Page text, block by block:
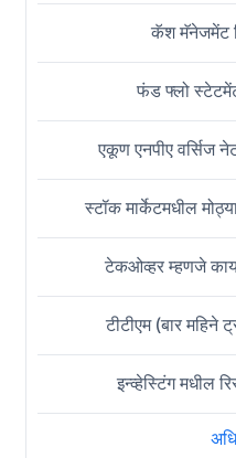
कॅश मॅनेजमेंट
फंड फ्लो
एकूण एनपीए वर्सिज
स्टॉक मार्केटमधील
टेकओव्हर म्हणजे
टीटीएम (बार महिने
इन्व्हेस्टिंग मधील